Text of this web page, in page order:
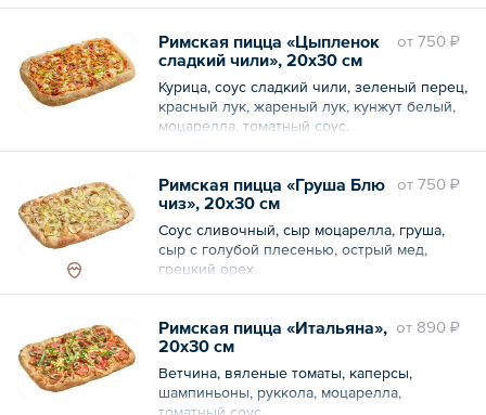
oт 750 ₽
Римская пицца «Цыпленок
сладкий чили», 20х30 см
Курица, соус сладкий чили, зеленый перец,
красный лук, жареный лук, кунжут белый,
моцарелла, томатный соус.
oт 750 ₽
Римская пицца «Груша Блю
чиз», 20х30 см
Соус сливочный, сыр моцарелла, груша,
сыр с голубой плесенью, острый мед,
грецкий орех.
oт 890 ₽
Римская пицца «Итальяна»,
20х30 см
Ветчина, вяленые томаты, каперсы,
шампиньоны, руккола, моцарелла,